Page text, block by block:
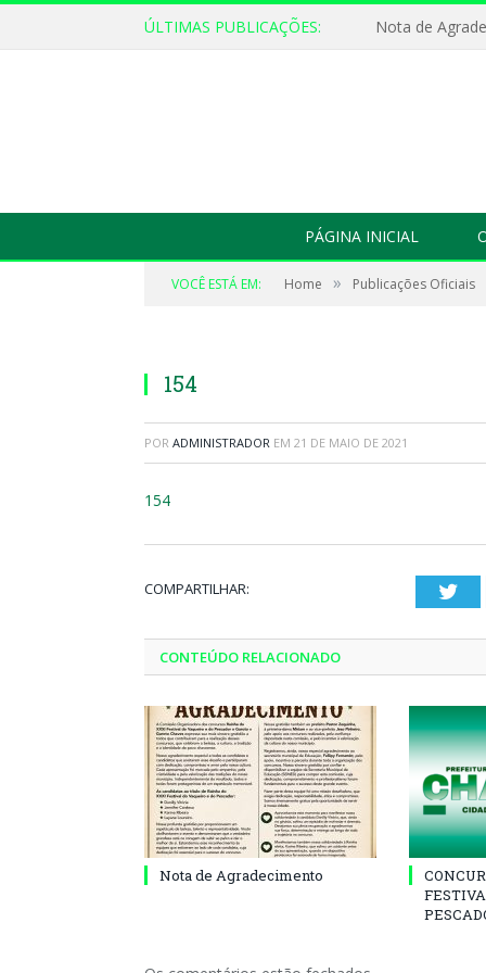
ÚLTIMAS PUBLICAÇÕES: Nota de
PÁGINA INICIAL
VOCÊ ESTÁ EM: Home » Publicações Oficiais
154
POR ADMINISTRADOR EM 21 DE MAIO DE 2021
154
COMPARTILHAR:
CONTEÚDO RELACIONADO
Nota de Agradecimento